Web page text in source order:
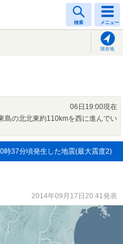
検索 メニュー
現在地
06日19:00現在
島の北北東約110kmを西に進んでい
時37分頃発生した地震(最大震度2)
2014年09月17日20:41発表